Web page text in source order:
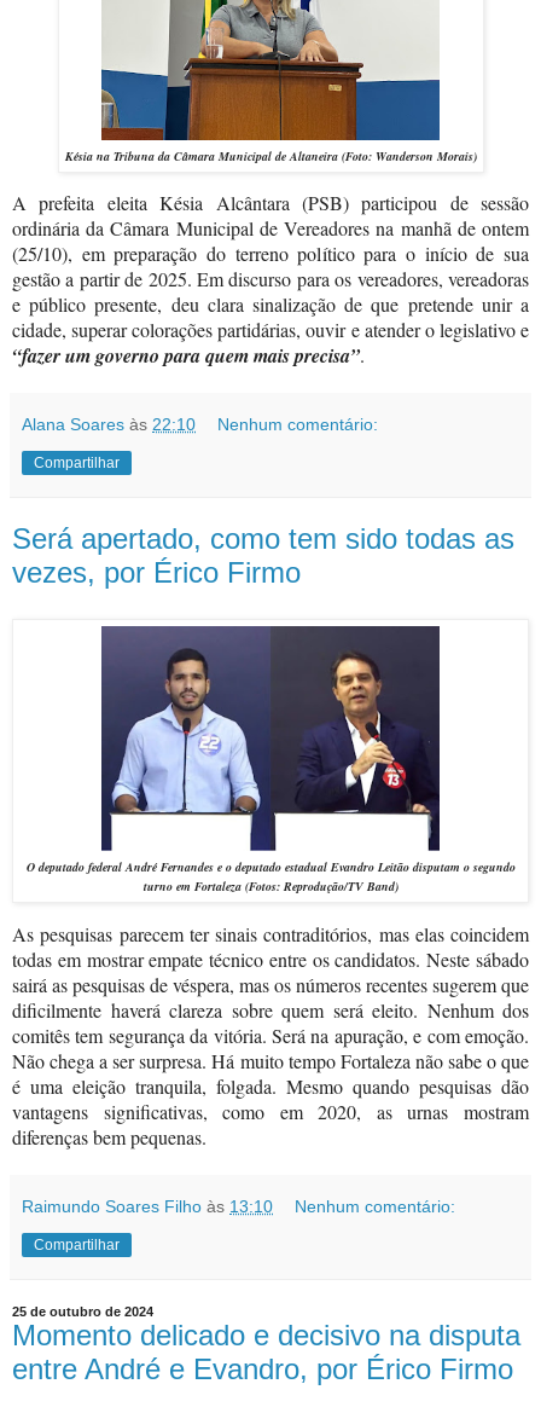
Késia na Tribuna da Câmara Municipal de Altaneira (Foto: Wanderson Morais)
A prefeita eleita Késia Alcântara (PSB) participou de sessão
ordinária da Câmara Municipal de Vereadores na manhã de ontem
(25/10), em preparação do terreno político para o início de sua
gestão a partir de 2025. Em discurso para os vereadores, vereadoras
e público presente, deu clara sinalização de que pretende unir a
cidade, superar colorações partidárias, ouvir e atender o legislativo e
“fazer um governo para quem mais precisa”.
Alana Soares às 22:10 Nenhum comentário:
Compartilhar
Será apertado, como tem sido todas as
vezes, por Érico Firmo
Odeputado federalAndré Fernandes e odeputado estadual Evandro Leitãodisputam o segundo
turno em Fortaleza (Fotos: Reprodução/TV Band)
As pesquisas parecem ter sinais contraditórios, mas elas coincidem
todas em mostrar empate técnico entre os candidatos. Neste sábado
sairá as pesquisas de véspera, mas os números recentes sugerem que
dificilmente haverá clareza sobre quem será eleito. Nenhum dos
comitês tem segurança da vitória. Será na apuração, e com emoção.
Não chega a ser surpresa. Há muito tempo Fortaleza não sabe o que
é uma eleição tranquila, folgada. Mesmo quando pesquisas dão
vantagens significativas, como em 2020, as urnas mostram
diferenças bem pequenas.
Raimundo Soares Filho às 13:10 Nenhum comentário:
Compartilhar
25 de outubro de 2024
Momento delicado e decisivo na disputa
entre André e Evandro, por Érico Firmo